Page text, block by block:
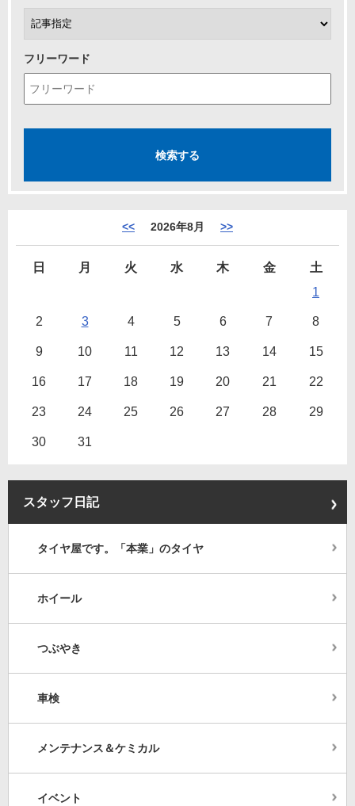
フリーワード
<< 2026年8月 >>
日 月 火 水 木 金
土
1
2 3 4 5 6 7 8
9 10 11 12 13 14 15
16 17 18 19 20 21 22
23 24 25 26 27 28 29
30 31
スタッフ日記
タイヤ屋です。「本業」のタイヤ
ホイール
つぶやき
車検
メンテナンス＆ケミカル
イベント